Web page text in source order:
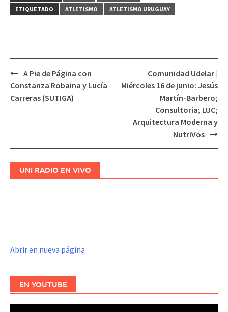
ETIQUETADO
ATLETISMO ATLETISMO URUGUAY
Navegación
de
entradas
A Pie de Página con
Constanza Robaina y Lucía
Carreras (SUTIGA)
Comunidad Udelar |
Miércoles 16 de junio: Jesús
Martín-Barbero;
Consultoria; LUC;
Arquitectura Moderna y
NutriVos
UNI RADIO EN VIVO
Abrir en nueva página
EN YOUTUBE